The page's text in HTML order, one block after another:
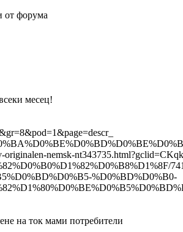
от форума
месец!
originalen-nemsk-
%D0%BD%D0%B0-
на ток мами потребители